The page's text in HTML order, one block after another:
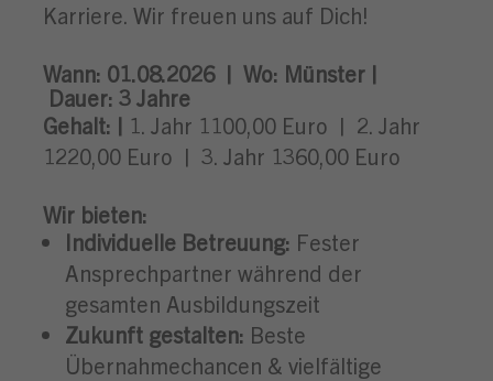
Karriere. Wir freuen uns auf Dich!
Wann: 01.08.2026 | Wo: Münster |
Dauer: 3 Jahre
Gehalt: | 1. Jahr 1100,00 Euro | 2. Jahr
1220,00 Euro | 3. Jahr 1360,00 Euro
Wir bieten:
Individuelle Betreuung: Fester
Ansprechpartner während der
gesamten Ausbildungszeit
Zukunft gestalten: Beste
Übernahmechancen & vielfältige